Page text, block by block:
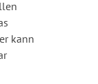
kann